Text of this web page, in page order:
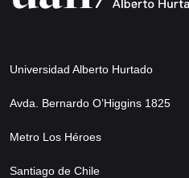
Universidad Alberto Hurtado
Avda. Bernardo O’Higgins 1825
Metro Los Héroes
Santiago de Chile